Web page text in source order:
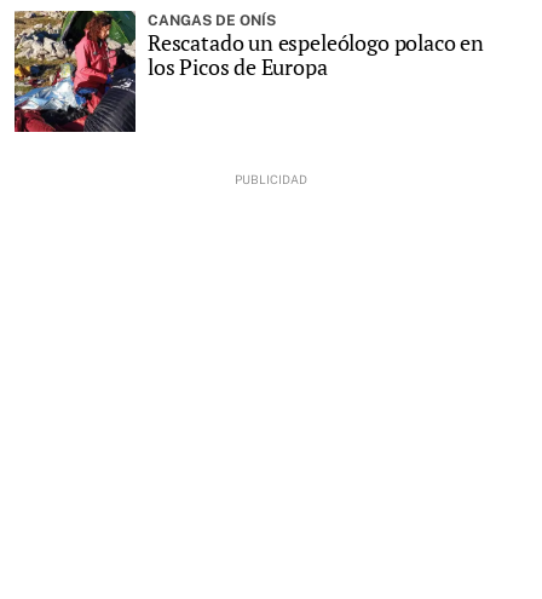
CANGAS DE ONÍS
Rescatado un espeleólogo polaco en
los Picos de Europa